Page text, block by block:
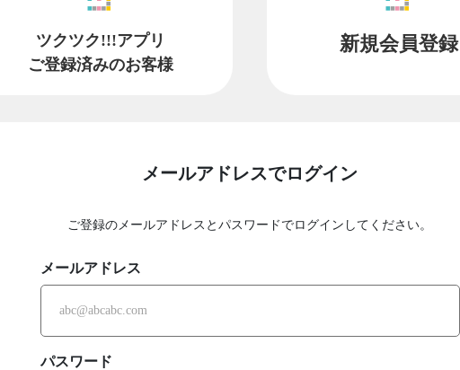
ツクツク!!!アプリ
ご登録済みのお客様
新規会員登録
メールアドレスでログイン
ご登録のメールアドレスとパスワードでログインしてください。
メールアドレス
パスワード